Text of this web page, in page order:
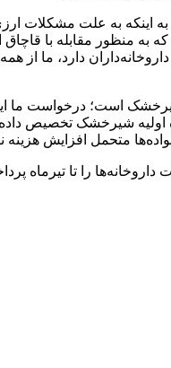
اینکه به علت مشکلات
منظور مقابله با
با قاچاق معکوس شیرخشک، ارز 4200
متحمل افزایش
را تا تیرماه